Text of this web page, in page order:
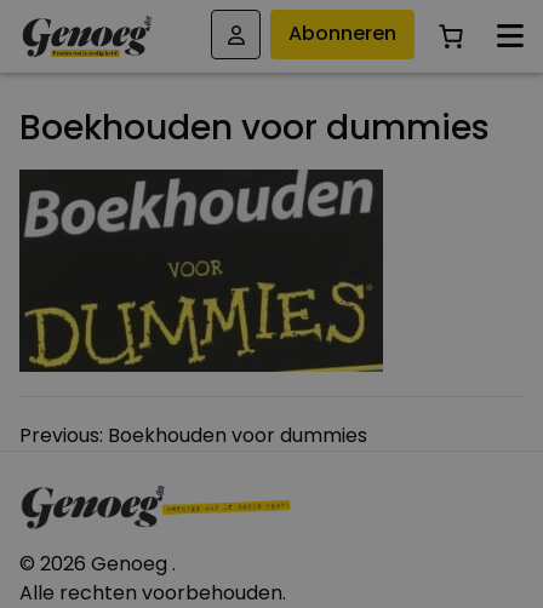
Abonneren
Boekhouden voor dummies
Bericht
Previous: Boekhouden voor dummies
© 2026 Genoeg .
Alle rechten voorbehouden.